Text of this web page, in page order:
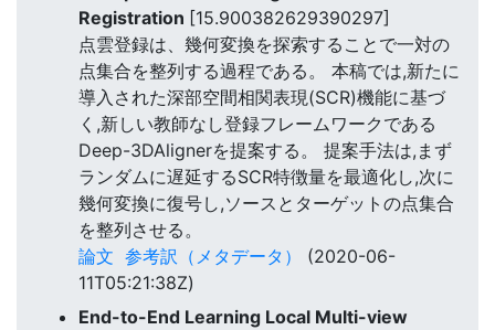
Registration [15.900382629390297]
点雲登録は、幾何変換を探索することで一対の
点集合を整列する過程である。 本稿では,新たに
導入された深部空間相関表現(SCR)機能に基づ
く,新しい教師なし登録フレームワークである
Deep-3DAlignerを提案する。 提案手法は,まず
ランダムに遅延するSCR特徴量を最適化し,次に
幾何変換に復号し,ソースとターゲットの点集合
を整列させる。
論文 参考訳（メタデータ）
(2020-06-
11T05:21:38Z)
End-to-End Learning Local Multi-view